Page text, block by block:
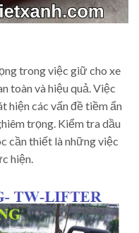
trong việc giữ cho xe
toàn và hiệu quả. Việc
hiện các vấn đề tiềm ẩn
trọng. Kiểm tra dầu
cần thiết là những việc
hiện.